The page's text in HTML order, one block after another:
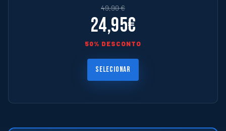
49,90 €
24,95€
50% DESCONTO
SELECIONAR